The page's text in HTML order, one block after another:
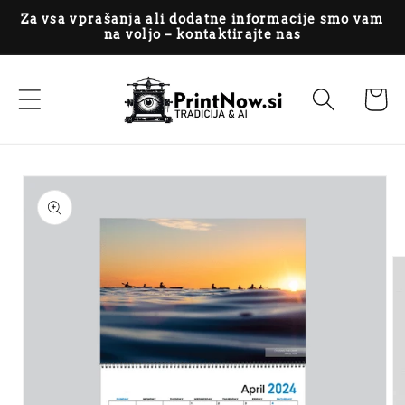
Preskoči na
Za vsa vprašanja ali dodatne informacije smo vam
na voljo – kontaktirajte nas
Preskoči na
informacije o
izdelku